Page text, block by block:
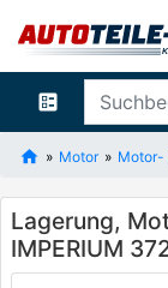
ballot
Motor Motor-
Lagerung,
IMPERIUM